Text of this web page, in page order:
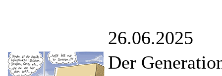
26.06.2025
Der